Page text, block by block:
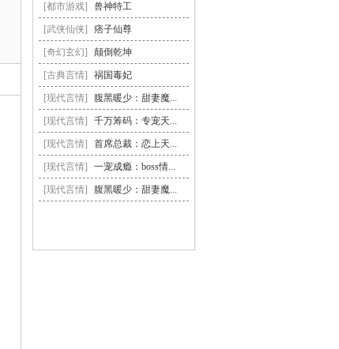
[都市游戏] 兽神特工
[武侠仙侠] 痞子仙尊
[奇幻玄幻] 颠倒乾坤
[古典言情] 祸国毒妃
[现代言情] 腹黑暖少：甜妻魔...
[现代言情] 千万筹码：专宠天...
[现代言情] 首席总裁：恋上天...
[现代言情] 一宠成瘾：boss情...
[现代言情] 腹黑暖少：甜妻魔...